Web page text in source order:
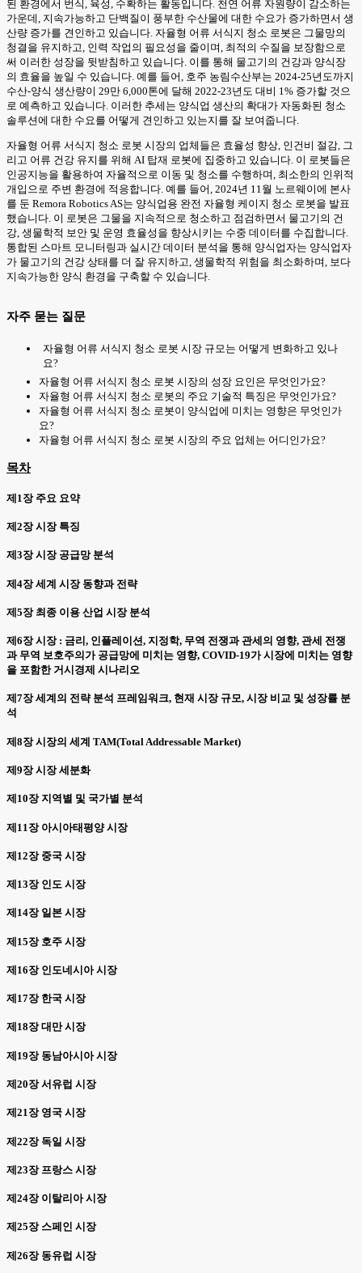
된 환경에서 번식, 육성, 수확하는 활동입니다. 천연 어류 자원량이 감소하는
가운데, 지속가능하고 단백질이 풍부한 수산물에 대한 수요가 증가하면서 생
산량 증가를 견인하고 있습니다. 자율형 어류 서식지 청소 로봇은 그물망의
청결을 유지하고, 인력 작업의 필요성을 줄이며, 최적의 수질을 보장함으로
써 이러한 성장을 뒷받침하고 있습니다. 이를 통해 물고기의 건강과 양식장
의 효율을 높일 수 있습니다. 예를 들어, 호주 농림수산부는 2024-25년도까지
수산-양식 생산량이 29만 6,000톤에 달해 2022-23년도 대비 1% 증가할 것으
로 예측하고 있습니다. 이러한 추세는 양식업 생산의 확대가 자동화된 청소
솔루션에 대한 수요를 어떻게 견인하고 있는지를 잘 보여줍니다.
자율형 어류 서식지 청소 로봇 시장의 업체들은 효율성 향상, 인건비 절감, 그
리고 어류 건강 유지를 위해 AI 탑재 로봇에 집중하고 있습니다. 이 로봇들은
인공지능을 활용하여 자율적으로 이동 및 청소를 수행하며, 최소한의 인위적
개입으로 주변 환경에 적응합니다. 예를 들어, 2024년 11월 노르웨이에 본사
를 둔 Remora Robotics AS는 양식업용 완전 자율형 케이지 청소 로봇을 발표
했습니다. 이 로봇은 그물을 지속적으로 청소하고 점검하면서 물고기의 건
강, 생물학적 보안 및 운영 효율성을 향상시키는 수중 데이터를 수집합니다.
통합된 스마트 모니터링과 실시간 데이터 분석을 통해 양식업자는 양식업자
가 물고기의 건강 상태를 더 잘 유지하고, 생물학적 위험을 최소화하며, 보다
지속가능한 양식 환경을 구축할 수 있습니다.
자주 묻는 질문
자율형 어류 서식지 청소 로봇 시장 규모는 어떻게 변화하고 있나
요?
자율형 어류 서식지 청소 로봇 시장의 성장 요인은 무엇인가요?
자율형 어류 서식지 청소 로봇의 주요 기술적 특징은 무엇인가요?
자율형 어류 서식지 청소 로봇이 양식업에 미치는 영향은 무엇인가
요?
자율형 어류 서식지 청소 로봇 시장의 주요 업체는 어디인가요?
목차
제1장 주요 요약
제2장 시장 특징
제3장 시장 공급망 분석
제4장 세계 시장 동향과 전략
제5장 최종 이용 산업 시장 분석
제6장 시장 : 금리, 인플레이션, 지정학, 무역 전쟁과 관세의 영향, 관세 전쟁
과 무역 보호주의가 공급망에 미치는 영향, COVID-19가 시장에 미치는 영향
을 포함한 거시경제 시나리오
제7장 세계의 전략 분석 프레임워크, 현재 시장 규모, 시장 비교 및 성장률 분
석
제8장 시장의 세계 TAM(Total Addressable Market)
제9장 시장 세분화
제10장 지역별 및 국가별 분석
제11장 아시아태평양 시장
제12장 중국 시장
제13장 인도 시장
제14장 일본 시장
제15장 호주 시장
제16장 인도네시아 시장
제17장 한국 시장
제18장 대만 시장
제19장 동남아시아 시장
제20장 서유럽 시장
제21장 영국 시장
제22장 독일 시장
제23장 프랑스 시장
제24장 이탈리아 시장
제25장 스페인 시장
제26장 동유럽 시장